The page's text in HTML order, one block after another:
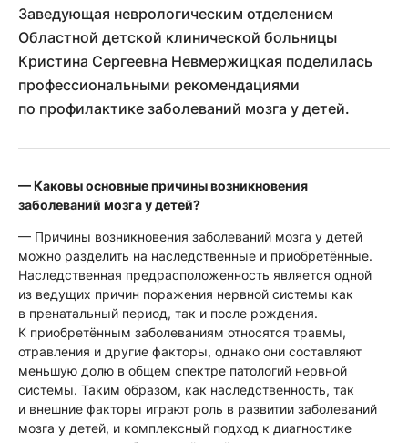
Заведующая неврологическим отделением
Областной детской клинической больницы
Кристина Сергеевна Невмержицкая поделилась
профессиональными рекомендациями
по профилактике заболеваний мозга у детей.
— Каковы основные причины возникновения
заболеваний мозга у детей?
— Причины возникновения заболеваний мозга у детей
можно разделить на наследственные и приобретённые.
Наследственная предрасположенность является одной
из ведущих причин поражения нервной системы как
в пренатальный период, так и после рождения.
К приобретённым заболеваниям относятся травмы,
отравления и другие факторы, однако они составляют
меньшую долю в общем спектре патологий нервной
системы. Таким образом, как наследственность, так
и внешние факторы играют роль в развитии заболеваний
мозга у детей, и комплексный подход к диагностике